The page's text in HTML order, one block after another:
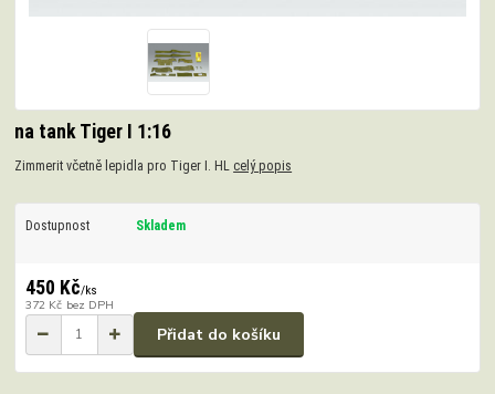
na tank Tiger I 1:16
Zimmerit včetně lepidla pro Tiger I. HL celý popis
Dostupnost Skladem
450 Kč/ks
372 Kč bez DPH
Přidat do košíku